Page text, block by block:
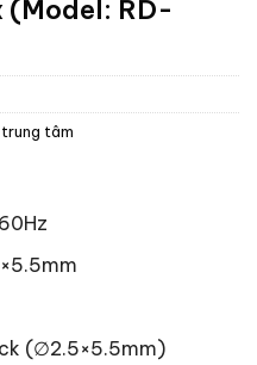
(Model: RD-
tâm
(∅2.5×5.5mm)